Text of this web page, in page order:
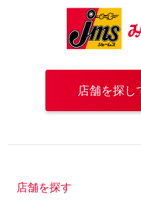
店舗を探し
店舗を探す